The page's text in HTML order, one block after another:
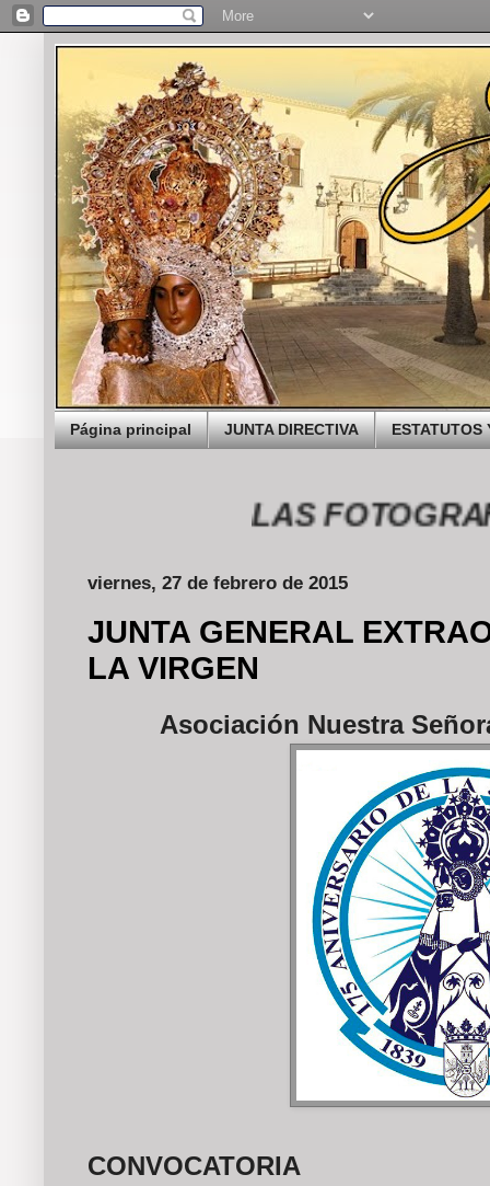
Página principal JUNTA DIRECTIVA ESTATUTOS
LAS FOTOGRAFÍAS
viernes, 27 de febrero de 2015
JUNTA GENERAL
LA VIRGEN
Asociación Nuestra
CONVOCATORIA